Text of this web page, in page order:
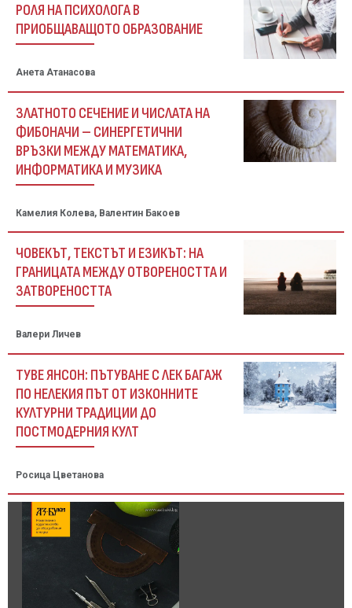
РОЛЯ НА ПСИХОЛОГА В
ПРИОБЩАВАЩОТО ОБРАЗОВАНИЕ
Анета Атанасова
ЗЛАТНОТО СЕЧЕНИЕ И ЧИСЛАТА НА
ФИБОНАЧИ – СИНЕРГЕТИЧНИ
ВРЪЗКИ МЕЖДУ МАТЕМАТИКА,
ИНФОРМАТИКА И МУЗИКА
Камелия Колева, Валентин Бакоев
ЧОВЕКЪТ, ТЕКСТЪТ И ЕЗИКЪТ: НА
ГРАНИЦАТА МЕЖДУ ОТВОРЕНОСТТА И
ЗАТВОРЕНОСТТА
Валери Личев
ТУВЕ ЯНСОН: ПЪТУВАНЕ С ЛЕК БАГАЖ
ПО НЕЛЕКИЯ ПЪТ ОТ ИЗКОННИТЕ
КУЛТУРНИ ТРАДИЦИИ ДО
ПОСТМОДЕРНИЯ КУЛТ
Росица Цветанова